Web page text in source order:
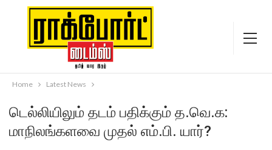
Home Latest News
டெல்லியிலும் தடம் பதிக்கும் த.வெ.க:
மாநிலங்களவை முதல் எம்.பி. யார்?